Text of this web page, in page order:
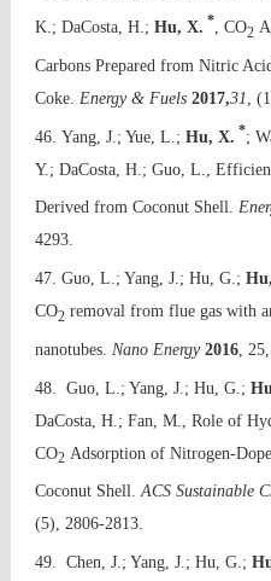
K.; DaCosta, H.; Hu, X. *, CO2
Carbons Prepared from Nitric
Coke. Energy & Fuels 2017,31 ,
46. Yang, J.; Yue, L.; Hu, X. *;
Y.; DaCosta, H.; Guo, L.,
Derived from Coconut Shell.
4293.
47. Guo, L.; Yang, J.; Hu, G.;
CO2removal from flue gas with
nanotubes. Nano Energy 2016, 25,
48. Guo, L.; Yang, J.; Hu, G.;
DaCosta, H.; Fan, M., Role of
CO2Adsorption of Nitrogen-
Coconut Shell.ACS Sustainable
(5), 2806-2813.
49. Chen, J.; Yang, J.; Hu, G.;